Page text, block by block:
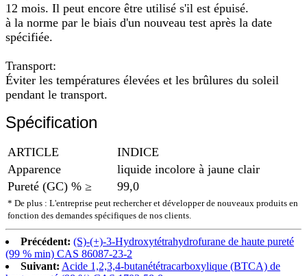
12 mois. Il peut encore être utilisé s'il est épuisé.
à la norme par le biais d'un nouveau test après la date
spécifiée.
Transport:
Éviter les températures élevées et les brûlures du soleil
pendant le transport.
Spécification
ARTICLE
INDICE
Apparence
liquide incolore à jaune clair
Pureté (GC) % ≥
99,0
* De plus : L'entreprise peut rechercher et développer de nouveaux produits en
fonction des demandes spécifiques de nos clients.
Précédent: (S)-(+)-3-Hydroxytétrahydrofurane de haute pureté
(99 % min) CAS 86087-23-2
Suivant: Acide 1,2,3,4-butanététracarboxylique (BTCA) de